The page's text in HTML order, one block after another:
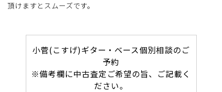
頂けますとスムーズです。
小菅(こすげ)ギター・ベース個別相談のご
予約
※備考欄に中古査定ご希望の旨、ご記載く
ださい。